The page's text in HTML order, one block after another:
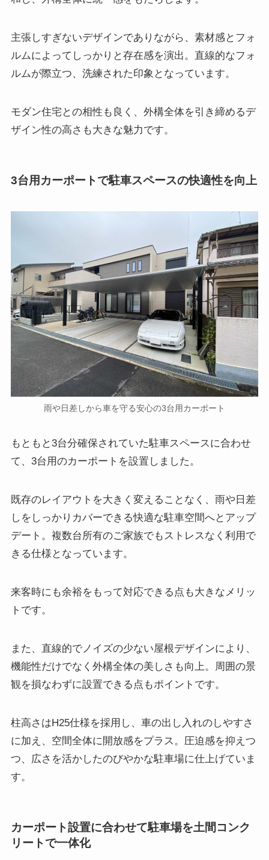
主張しすぎないデザインでありながら、素材感とフォ
ルムによってしっかりと存在感を演出。直線的なフォ
ルムが際立つ、洗練された印象となっています。
モダン住宅との相性も良く、外構全体を引き締めるデ
ザイン性の高さも大きな魅力です。
3台用カーポートで駐車スペースの快適性を向上
雨や日差しから車を守る安心の3台用カーポート
もともと3台分確保されていた駐車スペースに合わせ
て、3台用のカーポートを設置しました。
既存のレイアウトを大きく変えることなく、雨や日差
しをしっかりカバーできる快適な駐車空間へとアップ
デート。複数台所有のご家族でもストレスなく利用で
きる仕様となっています。
来客時にも余裕をもって対応できる点も大きなメリッ
トです。
また、直線的でノイズの少ない屋根デザインにより、
機能性だけでなく外構全体の美しさも向上。周囲の景
観を損なわずに設置できる点もポイントです。
柱高さはH25仕様を採用し、車の出し入れのしやすさ
に加え、空間全体に開放感をプラス。圧迫感を抑えつ
つ、広さを活かしたのびやかな駐車場に仕上げていま
す。
カーポート設置に合わせて駐車場を土間コンク
リートで一体化